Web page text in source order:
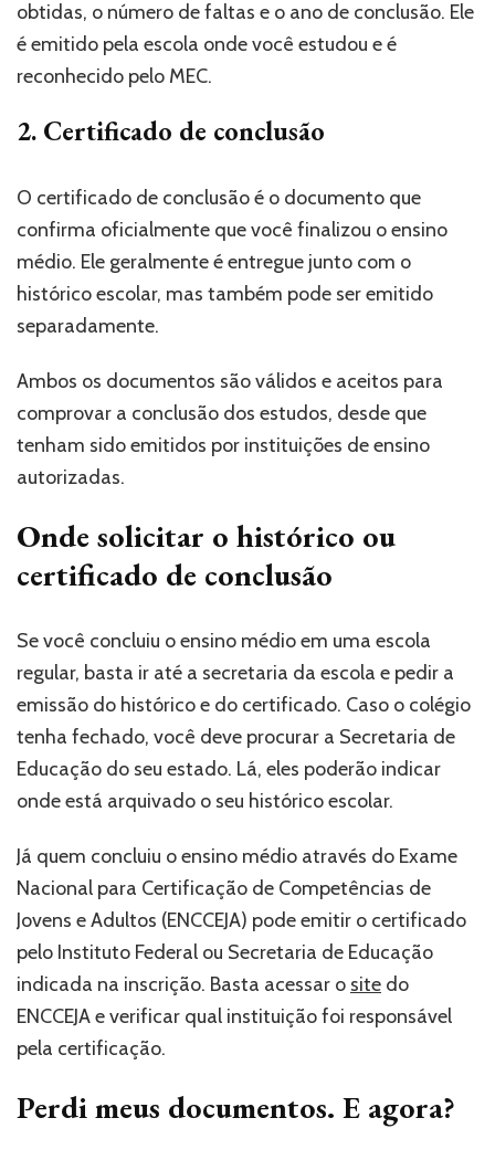
obtidas, o número de faltas e o ano de conclusão. Ele
é emitido pela escola onde você estudou e é
reconhecido pelo MEC.
2. Certificado de conclusão
O certificado de conclusão é o documento que
confirma oficialmente que você finalizou o ensino
médio. Ele geralmente é entregue junto com o
histórico escolar, mas também pode ser emitido
separadamente.
Ambos os documentos são válidos e aceitos para
comprovar a conclusão dos estudos, desde que
tenham sido emitidos por instituições de ensino
autorizadas.
Onde solicitar o histórico ou
certificado de conclusão
Se você concluiu o ensino médio em uma escola
regular, basta ir até a secretaria da escola e pedir a
emissão do histórico e do certificado. Caso o colégio
tenha fechado, você deve procurar a Secretaria de
Educação do seu estado. Lá, eles poderão indicar
onde está arquivado o seu histórico escolar.
Já quem concluiu o ensino médio através do Exame
Nacional para Certificação de Competências de
Jovens e Adultos (ENCCEJA) pode emitir o certificado
pelo Instituto Federal ou Secretaria de Educação
indicada na inscrição. Basta acessar o site do
ENCCEJA e verificar qual instituição foi responsável
pela certificação.
Perdi meus documentos. E agora?